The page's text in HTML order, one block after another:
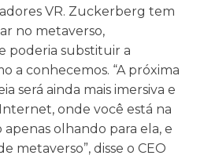
VR. Zuckerberg tem
no metaverso,
poderia substituir a
a conhecemos. “A próxima
será ainda mais imersiva e
onde você está na
apenas olhando para ela, e
metaverso”, disse o CEO